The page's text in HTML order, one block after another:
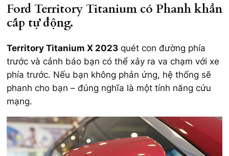
Ford Territory Titanium có Phanh khẩn
cấp tự động.
Territory Titanium X 2023 quét con đường phía
trước và cảnh báo bạn có thể xảy ra va chạm với xe
phía trước. Nếu bạn không phản ứng, hệ thống sẽ
phanh cho bạn – đúng nghĩa là một tính năng cứu
mạng.